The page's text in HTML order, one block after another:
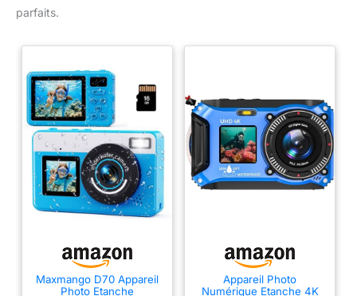
parfaits.
Maxmango D70 Appareil
Photo Etanche
Appareil Photo
Numérique Etanche 4K